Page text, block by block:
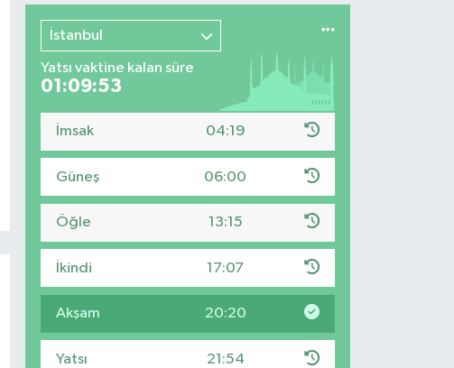
İstanbul
Yatsı vaktine kalan süre
01:09:52
İmsak 04:19
Güneş 06:00
Öğle 13:15
İkindi 17:07
Akşam 20:20
Yatsı 21:54